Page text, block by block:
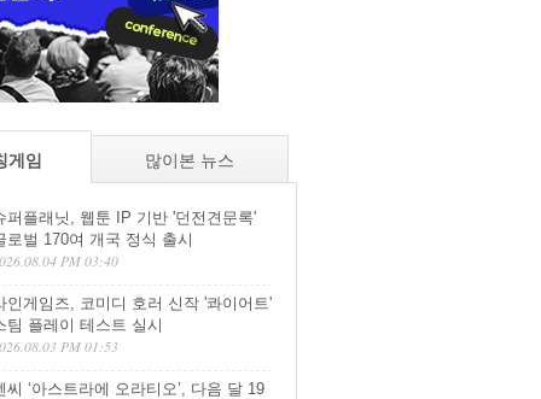
게임 많이본 뉴스
퍼플래닛, 웹툰 IP 기반 '던전견문록'
로벌 170여 개국 정식 출시
PM 03:40
인게임즈, 코미디 호러 신작 '콰이어트'
팀 플레이 테스트 실시
PM 01:53
씨 ‘아스트라에 오라티오’, 다음 달 19